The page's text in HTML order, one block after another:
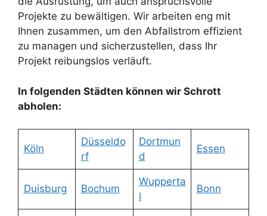
Projekte zu bewältigen. Wir arbeiten eng mit
Ihnen zusammen, um den Abfallstrom effizient
zu managen und sicherzustellen, dass Ihr
Projekt reibungslos verläuft.
In folgenden Städten können wir Schrott
abholen:
Köln
Düsseldo
rf
Dortmun
d
Essen
Duisburg Bochum
Wupperta
l
Bonn